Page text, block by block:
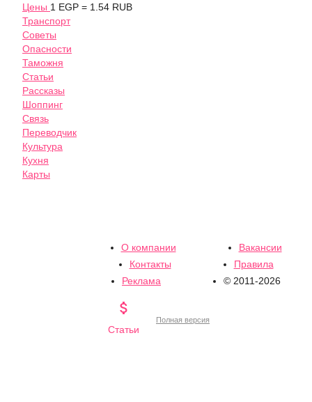
Цены 1 EGP = 1.54 RUB
Транспорт
Советы
Опасности
Таможня
Статьи
Рассказы
Шоппинг
Связь
Переводчик
Культура
Кухня
Карты
О компании
Вакансии
Контакты
Правила
Реклама
© 2011-2026

Статьи
Полная версия